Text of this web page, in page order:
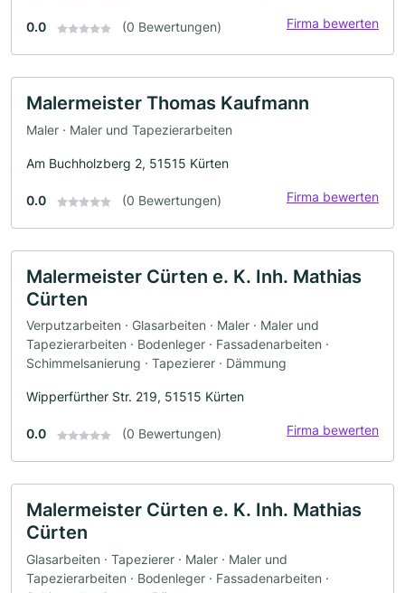
0.0 (0 Bewertungen) Firma bewerten
Malermeister Thomas Kaufmann
Maler · Maler und Tapezierarbeiten
Am Buchholzberg 2, 51515 Kürten
0.0 (0 Bewertungen) Firma bewerten
Malermeister Cürten e. K. Inh. Mathias
Cürten
Verputzarbeiten · Glasarbeiten · Maler · Maler und
Tapezierarbeiten · Bodenleger · Fassadenarbeiten ·
Schimmelsanierung · Tapezierer · Dämmung
Wipperfürther Str. 219, 51515 Kürten
0.0 (0 Bewertungen) Firma bewerten
Malermeister Cürten e. K. Inh. Mathias
Cürten
Glasarbeiten · Tapezierer · Maler · Maler und
Tapezierarbeiten · Bodenleger · Fassadenarbeiten ·